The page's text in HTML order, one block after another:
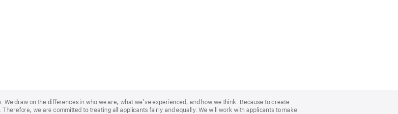
We draw on the differences in who we are, what we’ve experienced, and how we think. Because to create
we are committed to treating all applicants fairly and equally. We will work with applicants to make